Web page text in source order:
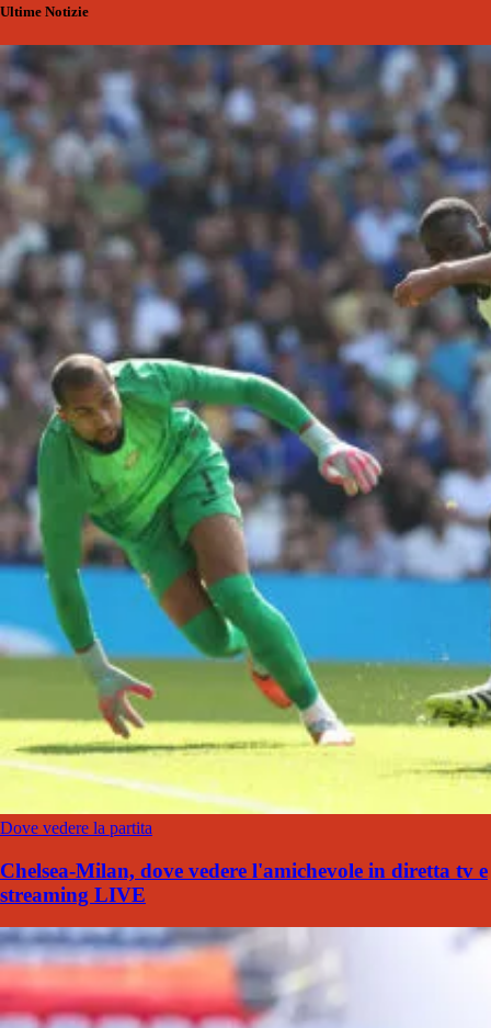
Ultime Notizie
Dove vedere la partita
Chelsea-Milan, dove vedere l'amichevole in diretta tv e
streaming LIVE